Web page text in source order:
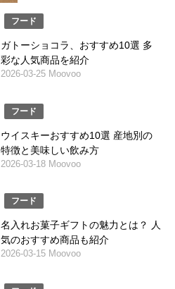
フード
ガトーショコラ、おすすめ10選 多
彩な人気商品を紹介
2026-03-25 Moovoo
フード
ウイスキーおすすめ10選 産地別の
特徴と美味しい飲み方
2026-03-18 Moovoo
フード
名入れお菓子ギフトの魅力とは？ 人
気のおすすめ商品も紹介
2026-03-15 Moovoo